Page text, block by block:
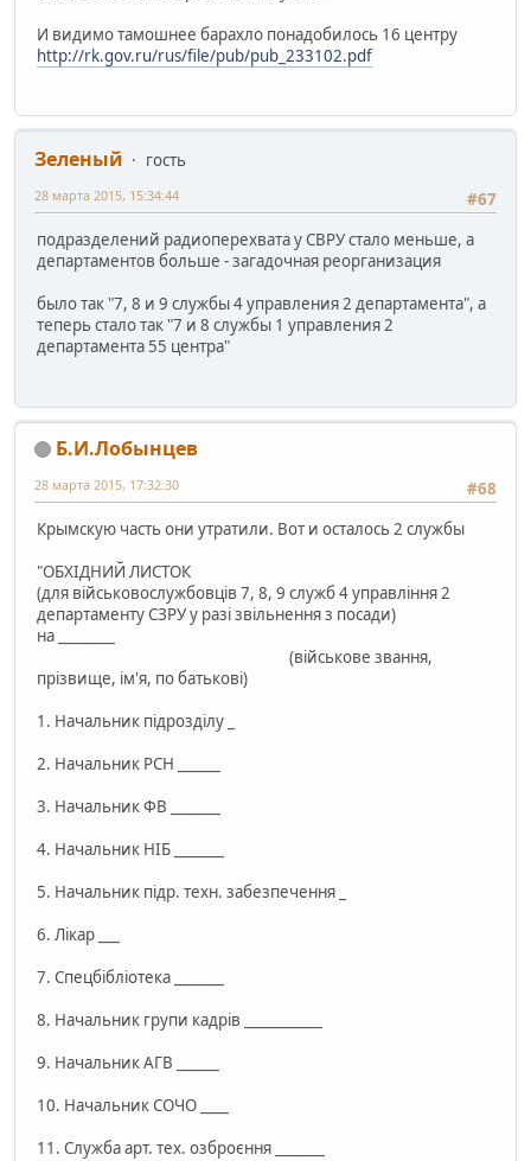
И видимо тамошнее барахло понадобилось 16 центру
http://rk.gov.ru/rus/file/pub/pub_233102.pdf
Зеленый
гость
#67
28 марта 2015, 15:34:44
подразделений радиоперехвата у СВРУ стало меньше, а
департаментов больше - загадочная реорганизация
было так "7, 8 и 9 службы 4 управления 2 департамента", а
теперь стало так "7 и 8 службы 1 управления 2
департамента 55 центра"
Б.И.Лобынцев
#68
28 марта 2015, 17:32:30
Крымскую часть они утратили. Вот и осталось 2 службы
"ОБХІДНИЙ ЛИСТОК
(для військовослужбовців 7, 8, 9 служб 4 управління 2
департаменту СЗРУ у разі звільнення з посади)
на ________
(військове звання,
прізвище, ім'я, по батькові)
1. Начальник підрозділу _
2. Начальник РСН ______
3. Начальник ФВ _______
4. Начальник НІБ _______
5. Начальник підр. техн. забезпечення _
6. Лікар ___
7. Спецбібліотека _______
8. Начальник групи кадрів ___________
9. Начальник АГВ ______
10. Начальник СОЧО ____
11. Служба арт. тех. озброєння _______